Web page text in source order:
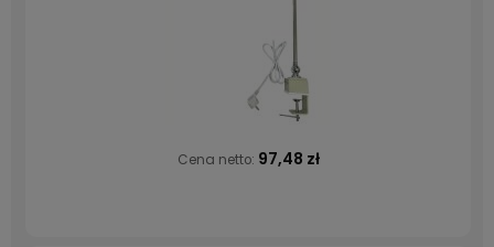
Cena netto: 97,48 zł